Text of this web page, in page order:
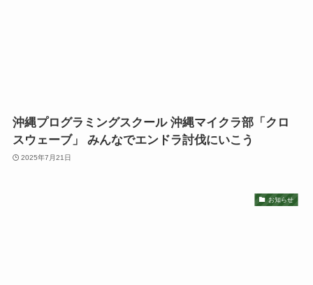
沖縄プログラミングスクール 沖縄マイクラ部「クロ
スウェーブ」 みんなでエンドラ討伐にいこう
2025年7月21日
お知らせ